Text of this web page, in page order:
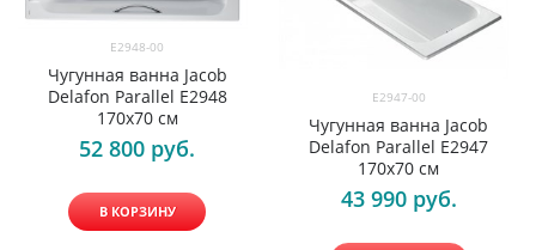
E2948-00
Чугунная ванна Jacob
Delafon Parallel E2948
170х70 см
52 800 руб.
В КОРЗИНУ
E2947-00
Чугунная ванна Jacob
Delafon Parallel E2947
170х70 см
43 990 руб.